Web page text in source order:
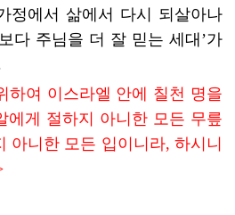
정에서 삶에서 다시 되살아나
다 주님을 더 잘 믿는 세대’가
하여 이스라엘 안에 칠천 명을
에게 절하지 아니한 모든 무릎
아니한 모든 입이니라, 하시니